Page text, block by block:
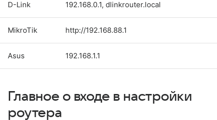
D-Link 192.168.0.1, dlinkrouter.local
MikroTik http://192.168.88.1
Asus 192.168.1.1
Главное о входе в настройки
роутера